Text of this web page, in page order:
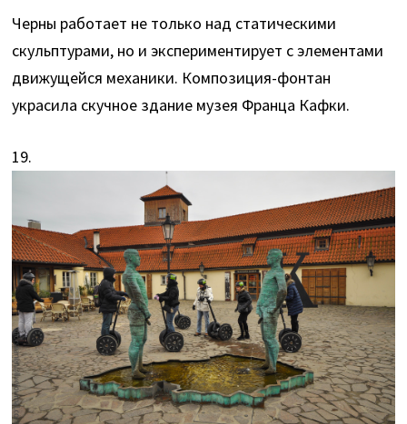
Черны работает не только над статическими
скульптурами, но и экспериментирует с элементами
движущейся механики. Композиция-фонтан
украсила скучное здание музея Франца Кафки.
19.